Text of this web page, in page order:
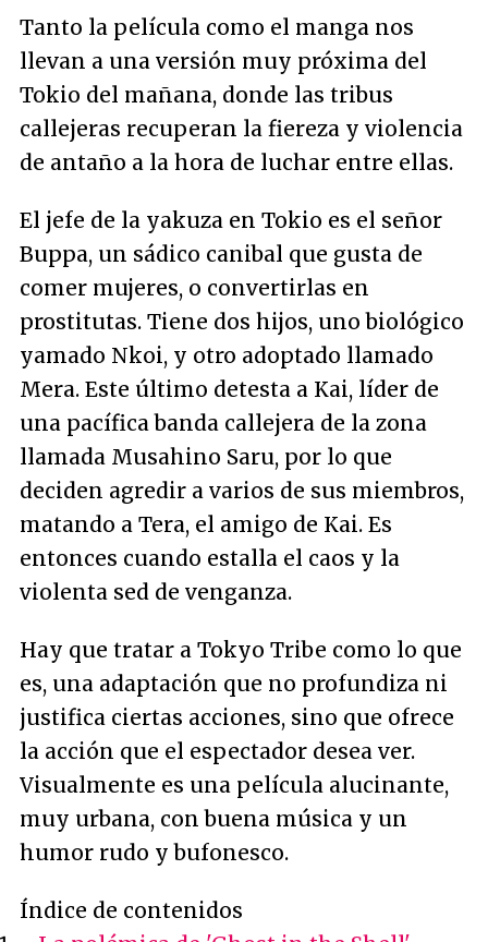
Tanto la película como el manga nos
llevan a una versión muy próxima del
Tokio del mañana, donde las tribus
callejeras recuperan la fiereza y violencia
de antaño a la hora de luchar entre ellas.
El jefe de la yakuza en Tokio es el señor
Buppa, un sádico canibal que gusta de
comer mujeres, o convertirlas en
prostitutas. Tiene dos hijos, uno biológico
yamado Nkoi, y otro adoptado llamado
Mera. Este último detesta a Kai, líder de
una pacífica banda callejera de la zona
llamada Musahino Saru, por lo que
deciden agredir a varios de sus miembros,
matando a Tera, el amigo de Kai. Es
entonces cuando estalla el caos y la
violenta sed de venganza.
Hay que tratar a Tokyo Tribe como lo que
es, una adaptación que no profundiza ni
justifica ciertas acciones, sino que ofrece
la acción que el espectador desea ver.
Visualmente es una película alucinante,
muy urbana, con buena música y un
humor rudo y bufonesco.
Índice de contenidos